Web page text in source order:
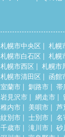
札幌市中央区 札幌
札幌市白石区
札幌
札幌市西区
札幌市
札幌市清田区
函館
室蘭市
釧路市 帯
岩見沢市
網走市
稚内市
美唄市 芦
紋別市
士別市 名
千歳市
滝川市 砂